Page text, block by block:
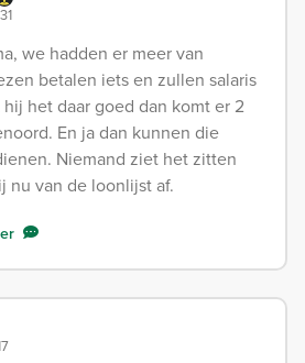
we hadden er meer van
betalen iets en zullen salaris
het daar goed dan komt er 2
En ja dan kunnen die
Niemand ziet het zitten
nu van de loonlijst af.